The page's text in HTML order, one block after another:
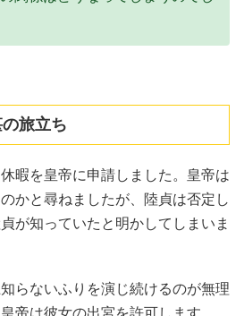
旅立ち
暇を皇帝に申請しました。皇帝は
かと尋ねましたが、陸貞は否定し
が知っていたと明かしてしまいま
らないふりを演じ続けるのが無理
帝は彼女の出宮を許可します。